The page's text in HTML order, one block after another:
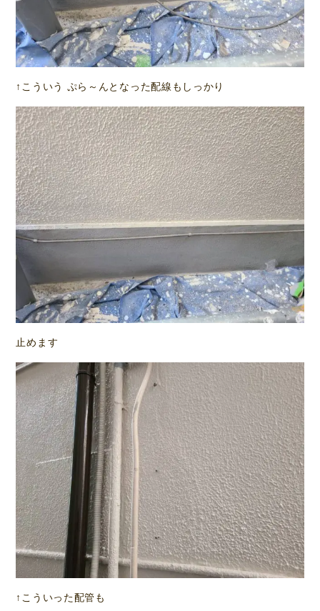
↑こういう ぷら～んとなった配線もしっかり
止めます
↑こういった配管も